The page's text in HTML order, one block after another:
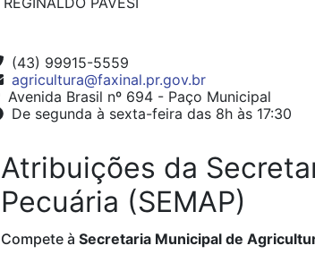
(43) 99915-5559
agricultura@faxinal.pr.gov.br
Avenida Brasil nº 694 - Paço Municipal
De segunda à sexta-feira das 8h às 17:30
Atribuições da
Pecuária (SEMAP)
Compete à Secretaria Municipal de